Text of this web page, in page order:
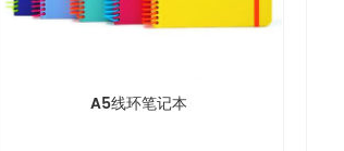
A5线环笔记本